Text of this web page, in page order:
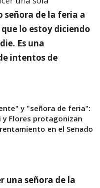
señora de la feria a
lo estoy diciendo
Es una
intentos de
y "señora de feria":
y Flores protagonizan
en el Senado
una señora de la